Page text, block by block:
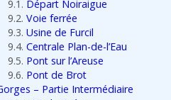
9.1. Départ Noiraigue
9.2. Voie ferrée
9.3. Usine de Furcil
9.4. Centrale Plan-de-l’Eau
9.5. Pont sur l’Areuse
9.6. Pont de Brot
– Partie Intermédiaire